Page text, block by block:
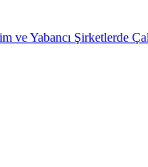
ve Yabancı Şirketlerde